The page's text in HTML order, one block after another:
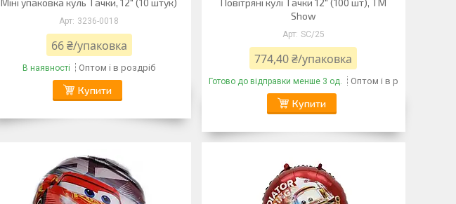
Міні упаковка куль Тачки, 12" (10 штук)
3236-0018
66 ₴/упаковка
В наявності Оптом і в роздріб
Купити
Повітряні кулі Тачки 12" (100 шт), TM
Show
SC/25
774,40 ₴/упаковка
Готово до відправки менше 3 од. Оптом і в роздріб
Купити